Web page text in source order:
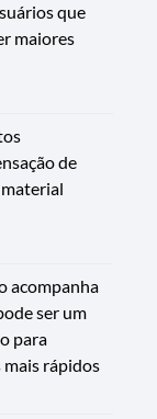
que
maiores
de
acompanha
ser um
para
rápidos